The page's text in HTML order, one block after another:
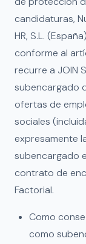
candidaturas,
HR, S.L.
conforme al
recurre a JOIN
subencargado
ofertas de
sociales
expresamente
subencargado
contrato de
Factorial.
Como
como